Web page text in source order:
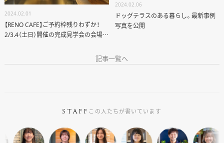
2024.02.01
【RENO CAFE】ご予約枠残りわずか！
2/3.4（土日）開催の完成見学会の会場コ
2024.02.06
ドッグテラスのある暮らし。最新事例
写真を公開
記事一覧へ
STAFF この人たちが書いています